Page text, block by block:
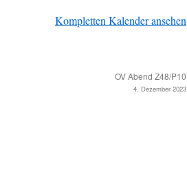
Kompletten Kalender ansehen
OV Abend Z48/P10
4. Dezember 2023